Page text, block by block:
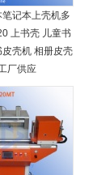
记本上壳机多
上书壳 儿童书
壳机 相册皮壳
厂供应